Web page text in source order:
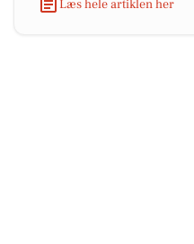
Læs hele artiklen her